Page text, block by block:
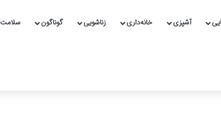
آشپزی خانه‌داری زناشویی گوناگون سلامت